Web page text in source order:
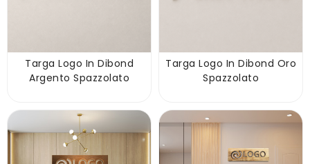
Targa Logo In Dibond
Argento Spazzolato
Targa Logo In Dibond Oro
Spazzolato